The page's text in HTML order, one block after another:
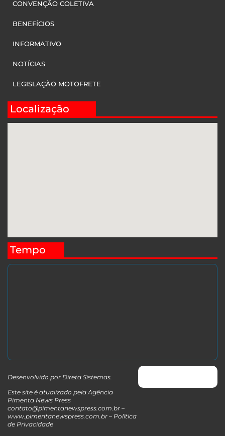
CONVENÇÃO COLETIVA
BENEFÍCIOS
INFORMATIVO
NOTÍCIAS
LEGISLAÇÃO MOTOFRETE
Localização
Tempo
Desenvolvido por Direta Sistemas
Este site é atualizado pela Agência
Pimenta News Press
contato@pimentanewspress.com.br –
www.pimentanewspress.com.br – Política
de Privacidade